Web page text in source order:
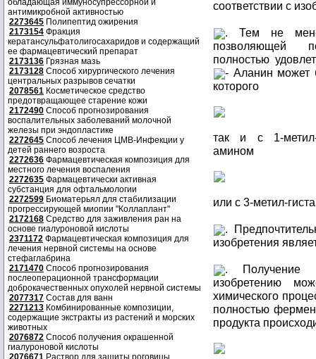
обладающая иммуносупрессорной и
антимикробной активностью
2273645 Полипептид ожирения
2173154 Фракция
кератансульфатолигосахаридов и содержащий
ее фармацевтический препарат
2173136 Грязная мазь
2173128 Способ хирургического лечения
центральных разрывов сечатки
2078561 Косметическое средство
предотвращающее старение кожи
2172490 Способ прогнозирования
воспалительных заболеваний молочной
железы при эндопластике
2272645 Способ лечения ЦМВ-Инфекции у
детей раннего возроста
2272636 Фармацевтическая композиция для
местного лечения воспаления
2272635 Фармацевтически активная
субстанция для офтальмологии
2272599 Биоматерьял для стабилизации
прогрессирующей миопии "Коллаплант"
2172168 Средство для заживления ран на
основе гиалуроновой кислоты
2371172 Фармацевтическая композиция для
лечения нервной системы на основе
стефаглабрина
2171470 Способ прогнозирования
послеоперационной трансформации
доброкачественных опухолей нервной системы
2077317 Состав для ванн
2271213 Комбинированные композиции,
содержащие экстракты из растений и морских
животных
2076872 Способ получения окрашенной
гиалуроновой кислоты
2076671 Раствор для защиты роговицы
соответствии с
. Тем не
позволяющей
полностью
- Аланин может
которого
так и с 1-метил-
амином
или с 3-метил-
.
изобретения
. Получение
изобретению
химического
полностью
продукта